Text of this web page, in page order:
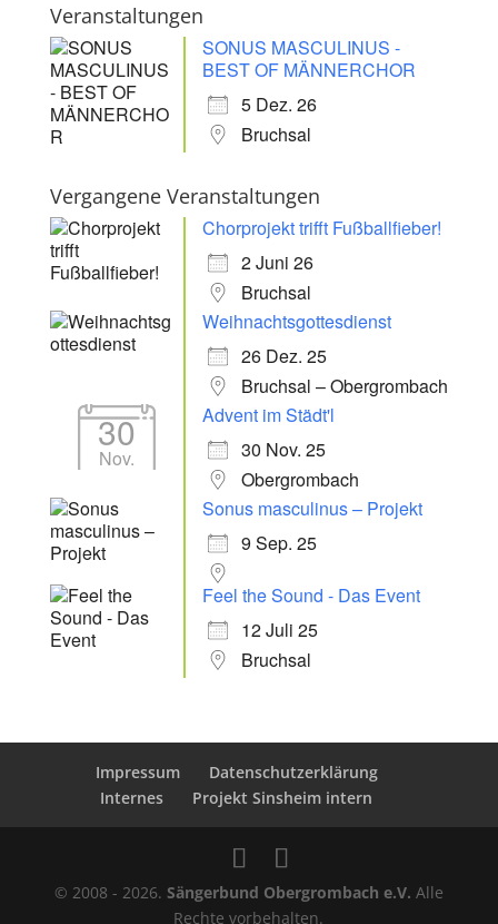
Veranstaltungen
SONUS MASCULINUS -
BEST OF MÄNNERCHOR
5 Dez. 26
Bruchsal
Vergangene Veranstaltungen
Chorprojekt trifft Fußballfieber!
2 Juni 26
Bruchsal
Weihnachtsgottesdienst
26 Dez. 25
Bruchsal – Obergrombach
30
Nov.
Advent im Städt'l
30 Nov. 25
Obergrombach
Sonus masculinus – Projekt
9 Sep. 25
Feel the Sound - Das Event
12 Juli 25
Bruchsal
Impressum
Datenschutzerklärung
Internes
Projekt Sinsheim intern
© 2008 - 2026. Sängerbund Obergrombach e.V. Alle
Rechte vorbehalten.